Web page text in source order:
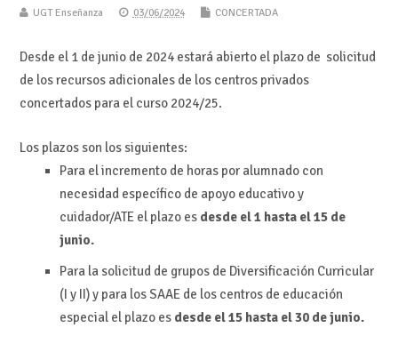
UGT Enseñanza 03/06/2024 CONCERTADA
Desde el 1 de junio de 2024 estará abierto el plazo de solicitud
de los recursos adicionales de los centros privados
concertados para el curso 2024/25.
Los plazos son los siguientes:
Para el incremento de horas por alumnado con
necesidad específico de apoyo educativo y
cuidador/ATE el plazo es desde el 1 hasta el 15 de
junio.
Para la solicitud de grupos de Diversificación Curricular
(I y II) y para los SAAE de los centros de educación
especial el plazo es desde el 15 hasta el 30 de junio.